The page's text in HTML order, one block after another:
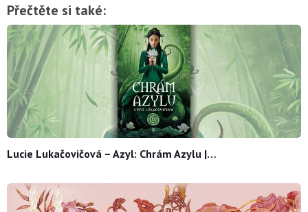
Přečtěte si také:
Lucie Lukačovičová – Azyl: Chrám Azylu |…